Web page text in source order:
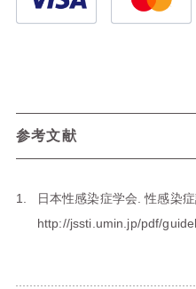
参考文献
日本性感染症学会. 性感染
http://jssti.umin.jp/pdf/